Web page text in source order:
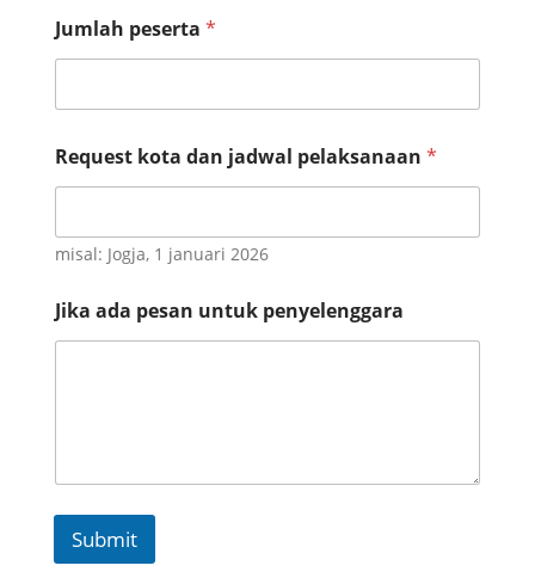
Jumlah peserta *
Request kota dan jadwal pelaksanaan *
misal: Jogja, 1 januari 2026
Jika ada pesan untuk penyelenggara
Submit